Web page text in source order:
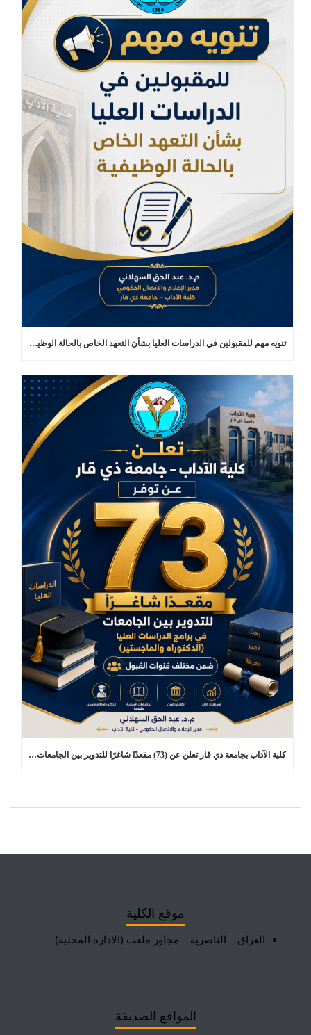
تنويه مهم للمقبولين في الدراسات العليا بشأن التعهد الخاص بالحالة الوظيفية
كلية الآداب بجامعة ذي قار تعلن عن (73) مقعدًا شاغرًا للتدوير بين الجامعات في برامج الدراسات العليا
موقع الكلية
العراق – الناصرية – مجاور ملعب (الادارة المحلية)
المواقع الصديقة